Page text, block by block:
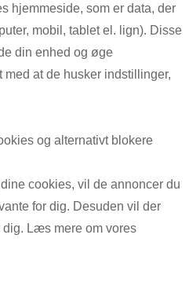
hjemmeside, som er data, der
mobil, tablet el. lign). Disse
din enhed og øge
at de husker indstillinger,
og alternativt blokere
cookies, vil de annoncer du
for dig. Desuden vil der
dig. Læs mere om vores